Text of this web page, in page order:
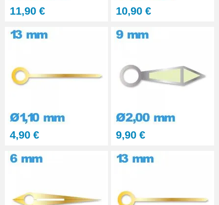
11,90 € 10,90 €
4,90 € 9,90 €